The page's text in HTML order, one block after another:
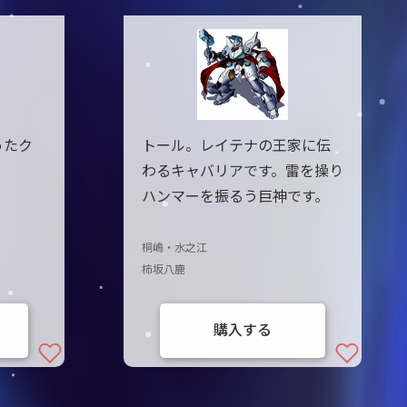
ク
トール。レイテナの王家に伝
わるキャバリアです。雷を操り
ハンマーを振るう巨神です。
桐嶋・水之江
柿坂八鹿
購入する